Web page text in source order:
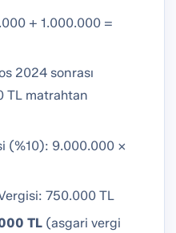
+ 1.000.000 =
2024 sonrası
TL matrahtan
(%10): 9.000.000 ×
750.000 TL
TL (asgari vergi